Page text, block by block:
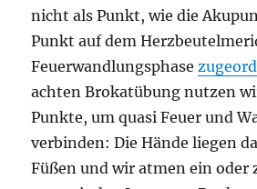
nicht als Punkt, wie die
Punkt auf dem
Feuerwandlungsphase
achten Brokatübung nutzen
Punkte, um quasi Feuer und
verbinden: Die Hände liegen
Füßen und wir atmen ein oder